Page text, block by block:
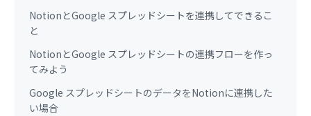
NotionとGoogle スプレッドシートを連携してできるこ
と
NotionとGoogle スプレッドシートの連携フローを作っ
てみよう
Google スプレッドシートのデータをNotionに連携した
い場合